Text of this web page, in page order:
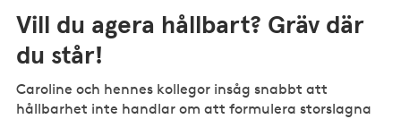
Vill du agera hållbart? Gräv där
du står!
Caroline och hennes kollegor insåg snabbt att
hållbarhet inte handlar om att formulera storslagna